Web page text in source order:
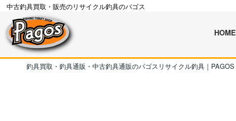
中古釣具買取・販売のリサイクル釣具のパゴス
HOME
釣具買取・釣具通販・中古釣具通販のパゴスリサイクル釣具｜PAGOS